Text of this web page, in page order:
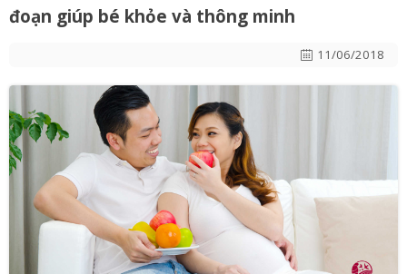
đoạn giúp bé khỏe và thông minh
11/06/2018